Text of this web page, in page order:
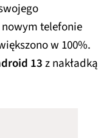
telefonie
w 100%.
13z nakładką